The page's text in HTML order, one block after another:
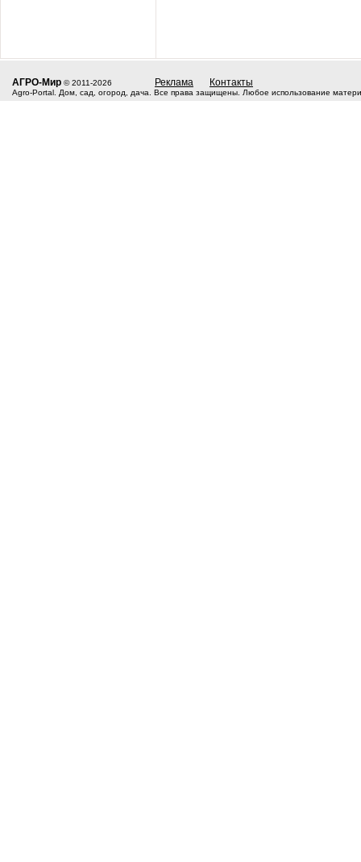
АГРО-Мир © 2011-2026 Реклама Контакты
Agro-Portal. Дом, сад, огород, дача. Все права защищены. Любое использование